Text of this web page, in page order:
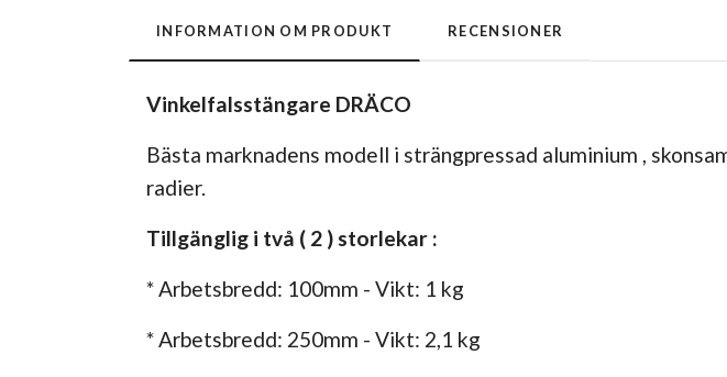
INFORMATION OM PRODUKT RECENSIONER
Vinkelfalsstängare DRÄCO
Bästa marknadens modell i strängpressad aluminium ,
radier.
Tillgänglig i två ( 2 ) storlekar :
* Arbetsbredd: 100mm - Vikt: 1 kg
* Arbetsbredd: 250mm - Vikt: 2,1 kg